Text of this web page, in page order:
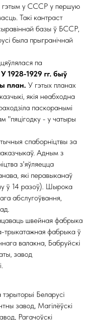
гэтым у СССР у першую
Такі кантраст
базы ў БССР,
была прыгранічнай
па
У 1928-1929 гг. быў
план. У гэтых планах
якія неабходна
паскоранымі
"пяцігодку - у чатыры
спаборніцтвы за
Адным з
з'яўляецца
які перавыканаў
ў 14 разоў). Шырока
абслугоўвання,
швейная фабрыка
трыкатажная фабрыка ў
валакна, Бабруйскі
завод
тэрыторыі Беларусі
завод, Магілёўскі
Рагачоўскі